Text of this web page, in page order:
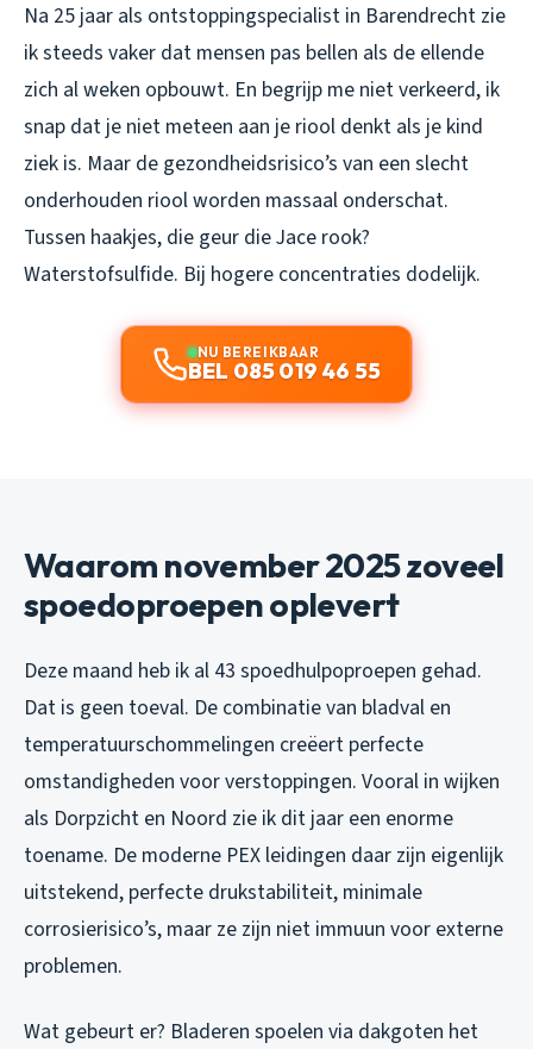
Na 25 jaar als ontstoppingspecialist in Barendrecht zie
ik steeds vaker dat mensen pas bellen als de ellende
zich al weken opbouwt. En begrijp me niet verkeerd, ik
snap dat je niet meteen aan je riool denkt als je kind
ziek is. Maar de gezondheidsrisico’s van een slecht
onderhouden riool worden massaal onderschat.
Tussen haakjes, die geur die Jace rook?
Waterstofsulfide. Bij hogere concentraties dodelijk.
NU BEREIKBAAR
BEL 085 019 46 55
Waarom november 2025 zoveel
spoedoproepen oplevert
Deze maand heb ik al 43 spoedhulpoproepen gehad.
Dat is geen toeval. De combinatie van bladval en
temperatuurschommelingen creëert perfecte
omstandigheden voor verstoppingen. Vooral in wijken
als Dorpzicht en Noord zie ik dit jaar een enorme
toename. De moderne PEX leidingen daar zijn eigenlijk
uitstekend, perfecte drukstabiliteit, minimale
corrosierisico’s, maar ze zijn niet immuun voor externe
problemen.
Wat gebeurt er? Bladeren spoelen via dakgoten het